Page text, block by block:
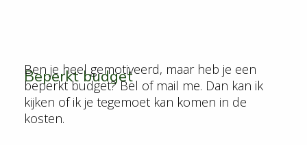
Beperkt budget
Ben je heel gemotiveerd, maar heb je een
beperkt budget? Bel of mail me. Dan kan ik
kijken of ik je tegemoet kan komen in de
kosten.